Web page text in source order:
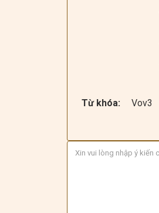
Từ khóa: Vov3